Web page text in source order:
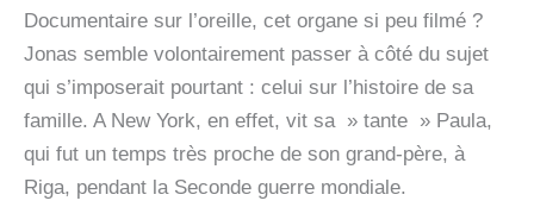
Documentaire sur l’oreille, cet organe si peu filmé ?
Jonas semble volontairement passer à côté du sujet
qui s’imposerait pourtant : celui sur l’histoire de sa
famille. A New York, en effet, vit sa » tante » Paula,
qui fut un temps très proche de son grand-père, à
Riga, pendant la Seconde guerre mondiale.